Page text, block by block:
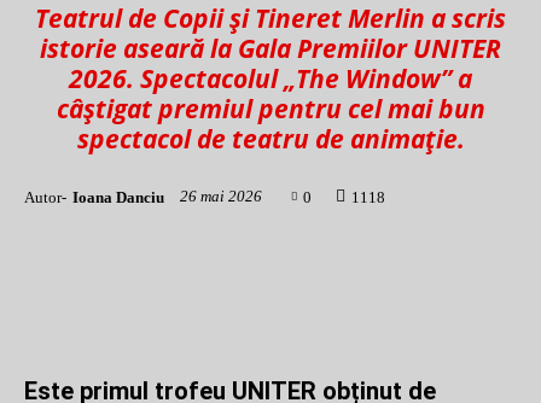
Teatrul de Copii și Tineret Merlin a scris
istorie aseară la Gala Premiilor UNITER
2026. Spectacolul „The Window” a
câștigat premiul pentru cel mai bun
spectacol de teatru de animație.
Autor- Ioana Danciu 26 mai 2026 0 1 118
Este primul trofeu UNITER obținut de